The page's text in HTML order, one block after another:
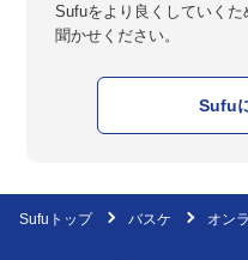
Sufuをより良くしていく
聞かせください。
Sufu
Sufuトップ バスケ オン